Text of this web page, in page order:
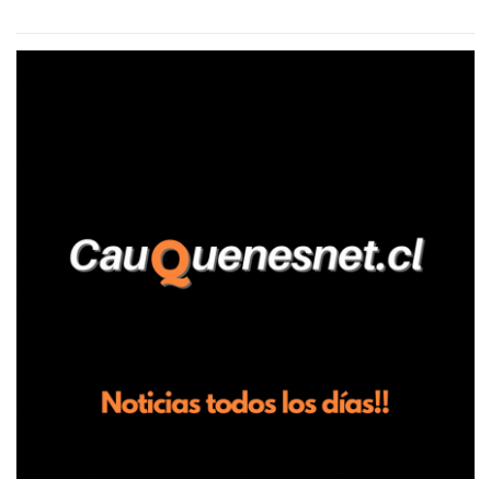
relató que los hechos ocurrieron cerca de las 11:30 horas en el
trabajadores, el edil descendió del vehículo y, en medio de la
confrontación, la habría tomado de los hombros, empujado al
suelo y agredido con golpes de pies y manos, mientr...